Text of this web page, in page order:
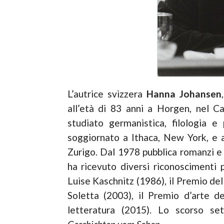
L’autrice svizzera Hanna Johansen
all’età di 83 anni a Horgen, nel
studiato germanistica, filologia
soggiornato a Ithaca, New York, e
Zurigo. Dal 1978 pubblica romanzi
ha ricevuto diversi
Luise Kaschnitz (1986), il Premio
Soletta (2003), il Premio d’arte
letteratura (2015). Lo scorso